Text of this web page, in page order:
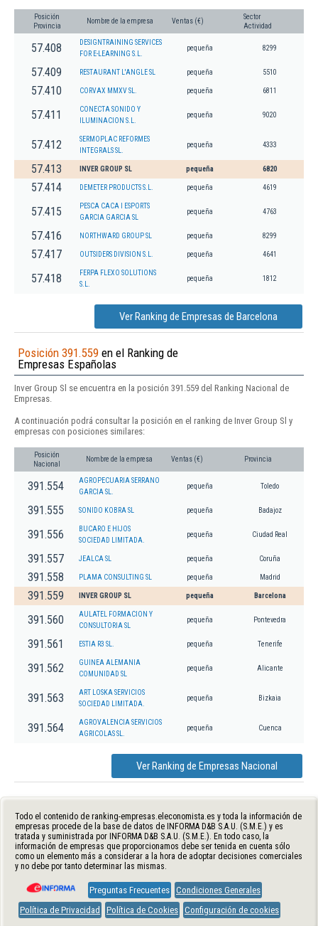
Posición
Provincia
Nombre de la empresa Ventas (€)
Sector
Actividad
57.408
DESIGNTRAINING SERVICES
FOR E-LEARNING S.L.
pequeña 8299
57.409 RESTAURANT L'ANGLE SL pequeña 5510
57.410 CORVAX MMXV SL. pequeña 6811
57.411
CONECTA SONIDO Y
ILUMINACION S.L.
pequeña 9020
57.412
SERMOPLAC REFORMES
INTEGRALS SL.
pequeña 4333
57.413 INVER GROUP SL pequeña 6820
57.414 DEMETER PRODUCTS S.L. pequeña 4619
57.415
PESCA CACA I ESPORTS
GARCIA GARCIA SL
pequeña 4763
57.416 NORTHWARD GROUP SL pequeña 8299
57.417 OUTSIDERS DIVISION S.L. pequeña 4641
57.418
FERPA FLEXO SOLUTIONS
S.L.
pequeña 1812
Ver Ranking de Empresas de Barcelona
Posición 391.559 en el Ranking de
Empresas Españolas
Inver Group Sl se encuentra en la posición 391.559 del Ranking Nacional de
Empresas.
A continuación podrá consultar la posición en el ranking de Inver Group Sl y
empresas con posiciones similares:
Posición
Nacional
Nombre de la empresa Ventas (€) Provincia
391.554
AGROPECUARIA SERRANO
GARCIA SL.
pequeña Toledo
391.555 SONIDO KOBRA SL pequeña Badajoz
391.556
BUCARO E HIJOS
SOCIEDAD LIMITADA.
pequeña Ciudad Real
391.557 JEALCA SL pequeña Coruña
391.558 PLAMA CONSULTING SL pequeña Madrid
391.559 INVER GROUP SL pequeña Barcelona
391.560
AULATEL FORMACION Y
CONSULTORIA SL
pequeña Pontevedra
391.561 ESTIA R3 SL. pequeña Tenerife
391.562
GUINEA ALEMANIA
COMUNIDAD SL
pequeña Alicante
391.563
ART LOSKA SERVICIOS
SOCIEDAD LIMITADA.
pequeña Bizkaia
391.564
AGROVALENCIA SERVICIOS
AGRICOLAS SL.
pequeña Cuenca
Ver Ranking de Empresas Nacional
Todo el contenido de ranking-empresas.eleconomista.es y toda la información de
empresas procede de la base de datos de INFORMA D&B S.A.U. (S.M.E.) y es
tratada y suministrada por INFORMA D&B S.A.U. (S.M.E.). En todo caso, la
información de empresas que proporcionamos debe ser tenida en cuenta sólo
como un elemento más a considerar a la hora de adoptar decisiones comerciales
y no debe por tanto determinar las mismas.
Preguntas Frecuentes Condiciones Generales
Política de Privacidad
Política de Cookies Configuración de cookies